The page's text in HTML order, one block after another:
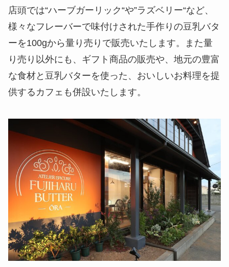
店頭では“ハーブガーリック“や”ラズベリー“など、
様々なフレーバーで味付けされた手作りの豆乳バタ
ーを100gから量り売りで販売いたします。また量
り売り以外にも、ギフト商品の販売や、地元の豊富
な食材と豆乳バターを使った、おいしいお料理を提
供するカフェも併設いたします。